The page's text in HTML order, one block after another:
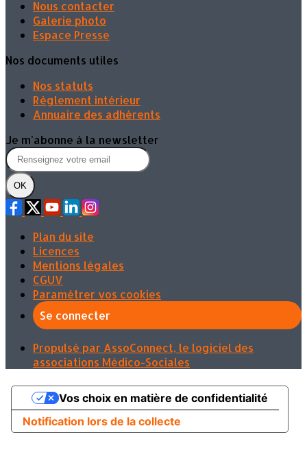
Nous contacter
Galerie photo
Espace Presse
Nos documents utiles
Nos statuts
Règlement intérieur
Annuaire des adhérents
Je m'abonne à la newsletter
OK
Plan du site
Licences
Mentions légales
CGUV
Paramétrer vos cookies
Se connecter
Propulsé par AssoConnect, le logiciel des
associations Médico-Sociales
Notification lors de la collecte
Vos choix en matière de confidentialité